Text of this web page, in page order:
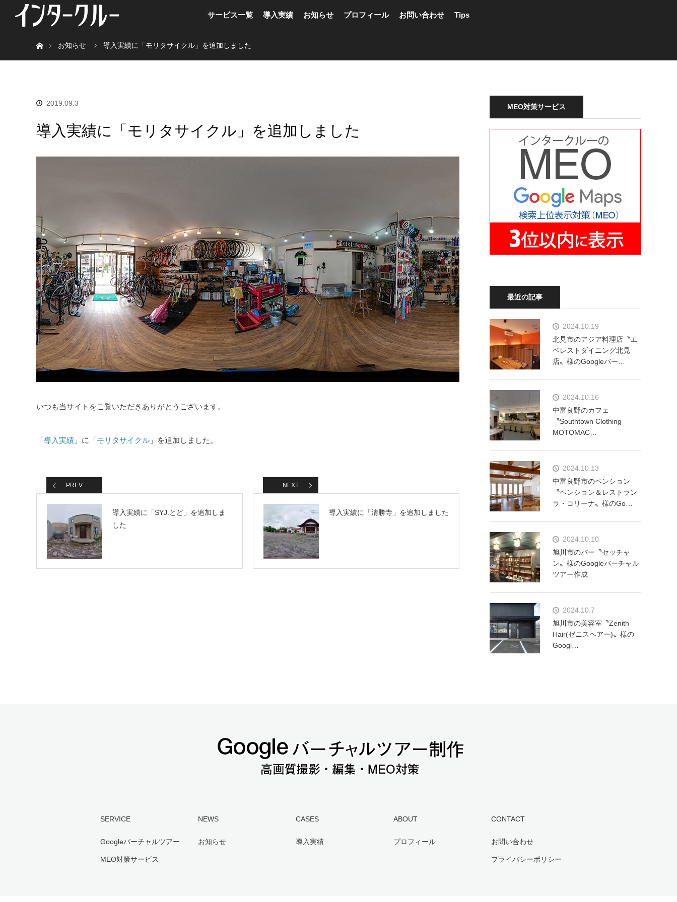
サービス一覧 導入実績 お知らせ プロフィール お問い合わせ Tips
お知らせ
導入実績に「モリタサイクル」を追加しました
2019.09.3
導入実績に「モリタサイクル」を追加しました
いつも当サイトをご覧いただきありがとうございます。
「導入実績 」に「モリタサイクル 」を追加しました。
PREV
導入実績に「SYJ.とど」を追加しま
した
NEXT
導入実績に「清勝寺」を追加しました
MEO対策サービス
最近の記事
2024.10.19
北見市のアジア料理店〝エ
ベレストダイニング北見
店〟様のGoogleバー…
2024.10.16
中富良野のカフェ
〝Southtown Clothing
MOTOMAC…
2024.10.13
中富良野市のペンション
〝ペンション＆レストラン
ラ・コリーナ〟様のGo…
2024.10.10
旭川市のバー〝セッチャ
ン〟様のGoogleバーチャル
ツアー作成
2024.10.7
旭川市の美容室〝Zenith
Hair(ゼニスヘアー)〟様の
Googl…
SERVICE
Googleバーチャルツアー
MEO対策サービス
NEWS
お知らせ
CASES
導入実績
ABOUT
プロフィール
CONTACT
お問い合わせ
プライバシーポリシー